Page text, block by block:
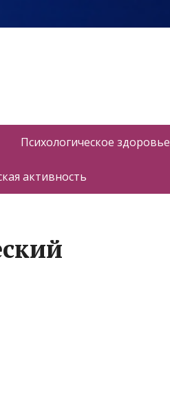
Психологическое здоровье
активность